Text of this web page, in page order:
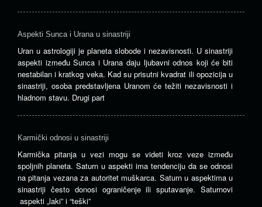
Aspekti Sunca i Urana u sinastriji
Uran u astrologiji je planeta slobode i nezavisnosti. U sinastriji
aspekti između Sunca i Urana daju ljubavni odnos koji će biti
nestabilan i kratkog veka. Kad su prisutni kvadrat ili opozicija u
sinastriji, osoba predstavljena Uranom će težiti nezavisnosti i
hladnom stavu. Drugi part
Karmički odnosi u sinastriji
Karmička pitanja u vezi mogu se videti kroz veze između
spoljnih planeta. Saturn u aspekti ima tendenciju da se odnosi
na pitanja vezana za autoritet muškarca. Saturn u aspektima u
sinastriji često donosi ograničenje ili sputavanje. Saturnovi
aspekti „laki” i “teški”